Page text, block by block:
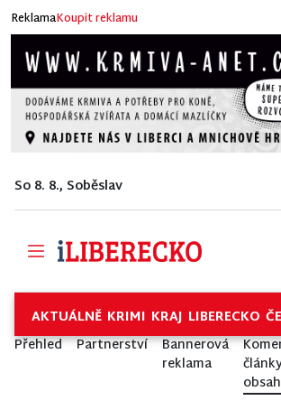
ReklamaKoupit reklamu
So 8. 8., Soběslav
AKTUÁLNĚ KRIMI KRAJ LIBERECKO
Přehled
Partnerství
Bannerová
reklama
obsah